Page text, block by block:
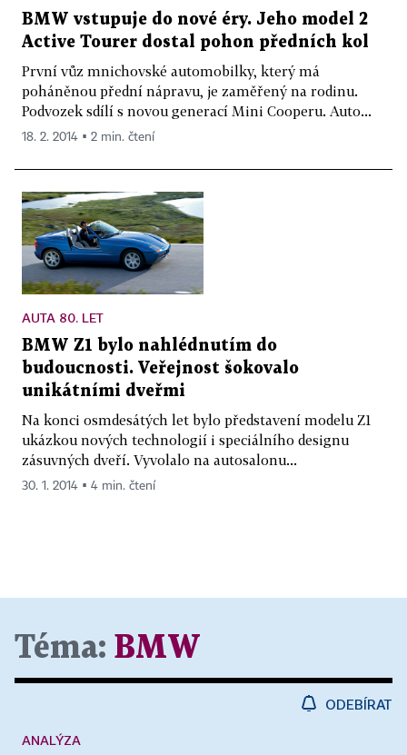
BMW vstupuje do nové éry. Jeho model 2
Active Tourer dostal pohon předních kol
První vůz mnichovské automobilky, který má
poháněnou přední nápravu, je zaměřený na rodinu.
Podvozek sdílí s novou generací Mini Cooperu. Auto...
18. 2. 2014 ▪ 2 min. čtení
AUTA 80. LET
BMW Z1 bylo nahlédnutím do
budoucnosti. Veřejnost šokovalo
unikátními dveřmi
Na konci osmdesátých let bylo představení modelu Z1
ukázkou nových technologií i speciálního designu
zásuvných dveří. Vyvolalo na autosalonu...
30. 1. 2014 ▪ 4 min. čtení
Téma: BMW
ODEBÍRAT
ANALÝZA